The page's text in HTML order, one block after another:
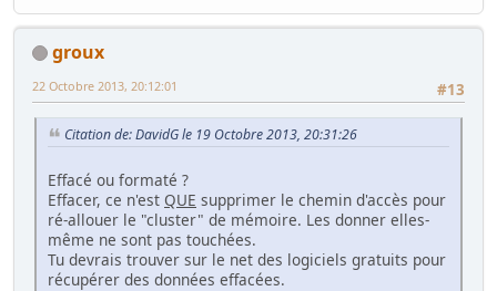
groux
#13
22 Octobre 2013, 20:12:01
Citation de: DavidG le 19 Octobre 2013, 20:31:26
Effacé ou formaté ?
Effacer, ce n'est QUE supprimer le chemin d'accès pour
ré-allouer le "cluster" de mémoire. Les donner elles-
même ne sont pas touchées.
Tu devrais trouver sur le net des logiciels gratuits pour
récupérer des données effacées.